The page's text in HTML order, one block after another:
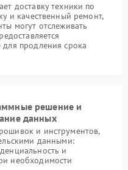
доставку техники по
и качественный ремонт,
могут отслеживать
для продления срока
решение и
данных
и инструментов,
данными:
и
необходимости